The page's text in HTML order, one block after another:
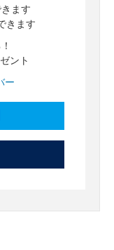
ます
きます
ント
ー